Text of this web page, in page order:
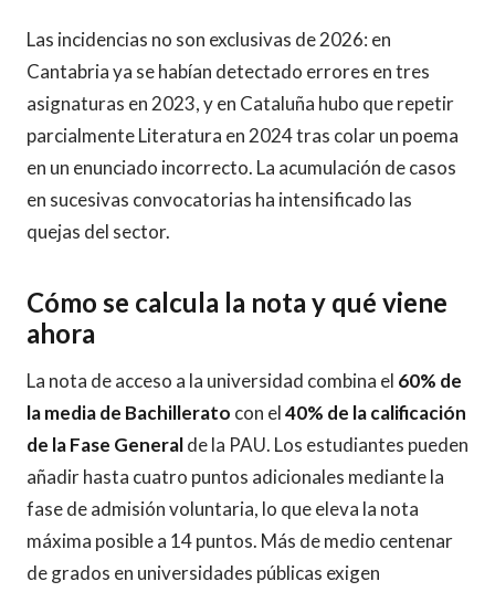
Las incidencias no son exclusivas de 2026: en
Cantabria ya se habían detectado errores en tres
asignaturas en 2023, y en Cataluña hubo que repetir
parcialmente Literatura en 2024 tras colar un poema
en un enunciado incorrecto. La acumulación de casos
en sucesivas convocatorias ha intensificado las
quejas del sector.
Cómo se calcula la nota y qué viene
ahora
La nota de acceso a la universidad combina el 60% de
la media de Bachillerato con el40% de la calificación
de la Fase Generalde la PAU. Los estudiantes pueden
añadir hasta cuatro puntos adicionales mediante la
fase de admisión voluntaria, lo que eleva la nota
máxima posible a 14 puntos. Más de medio centenar
de grados en universidades públicas exigen